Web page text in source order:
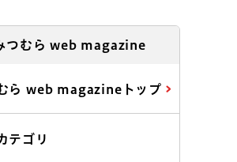
つむら web magazine
ら web magazineトップ
テゴリ